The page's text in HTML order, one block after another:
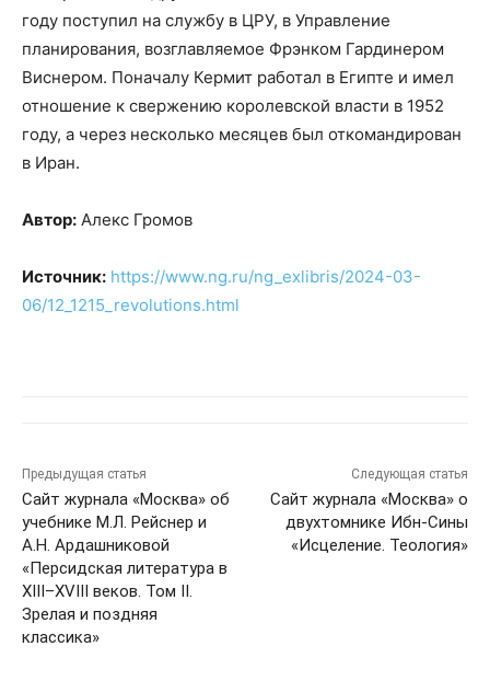
году поступил на службу в ЦРУ, в Управление
планирования, возглавляемое Фрэнком Гардинером
Виснером. Поначалу Кермит работал в Египте и имел
отношение к свержению королевской власти в 1952
году, а через несколько месяцев был откомандирован
в Иран.
Автор: Алекс Громов
Источник: https://www.ng.ru/ng_exlibris/2024-03-
06/12_1215_revolutions.html
Предыдущая статья
Сайт журнала «Москва» об
учебнике М.Л. Рейснер и
А.Н. Ардашниковой
«Персидская литература в
XIII–XVIII веков. Том II.
Зрелая и поздняя
классика»
Следующая статья
Сайт журнала «Москва» о
двухтомнике Ибн-Сины
«Исцеление. Теология»